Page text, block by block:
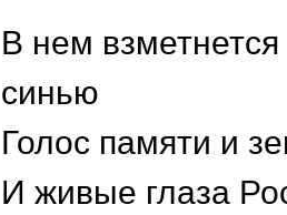
В нем
синью
Голос памяти и
И живые глаза